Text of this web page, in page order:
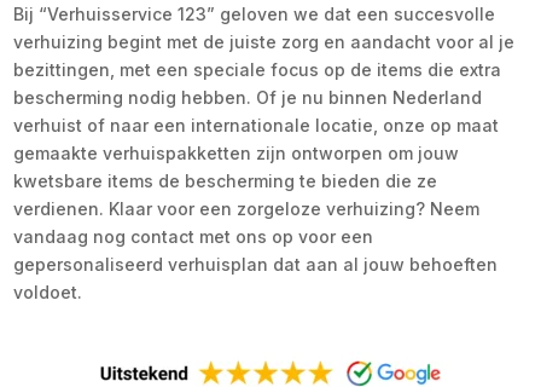
Bij “Verhuisservice 123” geloven we dat een succesvolle
verhuizing begint met de juiste zorg en aandacht voor al je
bezittingen, met een speciale focus op de items die extra
bescherming nodig hebben. Of je nu binnen Nederland
verhuist of naar een internationale locatie, onze op maat
gemaakte verhuispakketten zijn ontworpen om jouw
kwetsbare items de bescherming te bieden die ze
verdienen. Klaar voor een zorgeloze verhuizing? Neem
vandaag nog contact met ons op voor een
gepersonaliseerd verhuisplan dat aan al jouw behoeften
voldoet.